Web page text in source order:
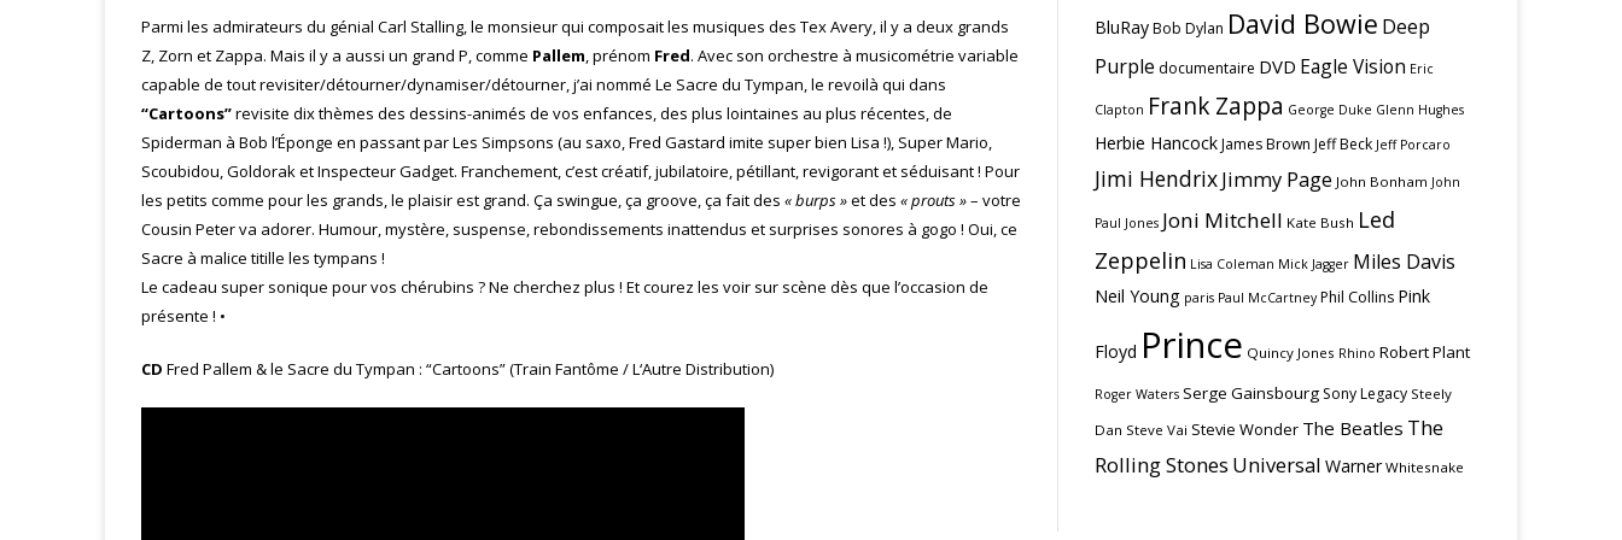
Parmi les admirateurs du génial Carl Stalling, le monsieur qui composait les musiques des Tex Avery, il y a deux grands
Z, Zorn et Zappa. Mais il y a aussi un grand P, comme Pallem, prénom Fred. Avec son orchestre à musicométrie variable
capable de tout revisiter/détourner/dynamiser/détourner, j’ai nommé Le Sacre du Tympan, le revoilà qui dans
“Cartoons”revisite dix thèmes des dessins-animés de vos enfances, des plus lointaines au plus récentes, de
Spiderman à Bob l’Éponge en passant par Les Simpsons (au saxo, Fred Gastard imite super bien Lisa !), Super Mario,
Scoubidou, Goldorak et Inspecteur Gadget. Franchement, c’est créatif, jubilatoire, pétillant, revigorant et séduisant ! Pour
les petits comme pour les grands, le plaisir est grand. Ça swingue, ça groove, ça fait des « burps »et des « prouts »– votre
Cousin Peter va adorer. Humour, mystère, suspense, rebondissements inattendus et surprises sonores à gogo ! Oui, ce
Sacre à malice titille les tympans !
Le cadeau super sonique pour vos chérubins ? Ne cherchez plus ! Et courez les voir sur scène dès que l’occasion de
présente ! •
CD Fred Pallem & le Sacre du Tympan : “Cartoons” (Train Fantôme / L‘Autre Distribution)
BluRay Bob Dylan David Bowie Deep
Purple documentaire DVD Eagle Vision Eric
Clapton Frank Zappa George Duke Glenn Hughes
Herbie Hancock James Brown Jeff Beck Jeff Porcaro
Jimi HendrixJimmy Page John Bonham John
Paul Jones Joni Mitchell Kate Bush Led
Zeppelin Lisa Coleman Mick Jagger Miles Davis
Neil Young paris Paul McCartney Phil Collins Pink
Floyd Prince Quincy Jones Rhino Robert Plant
Roger Waters Serge Gainsbourg Sony Legacy Steely
Dan Steve Vai Stevie Wonder The Beatles The
Rolling Stones Universal Warner Whitesnake